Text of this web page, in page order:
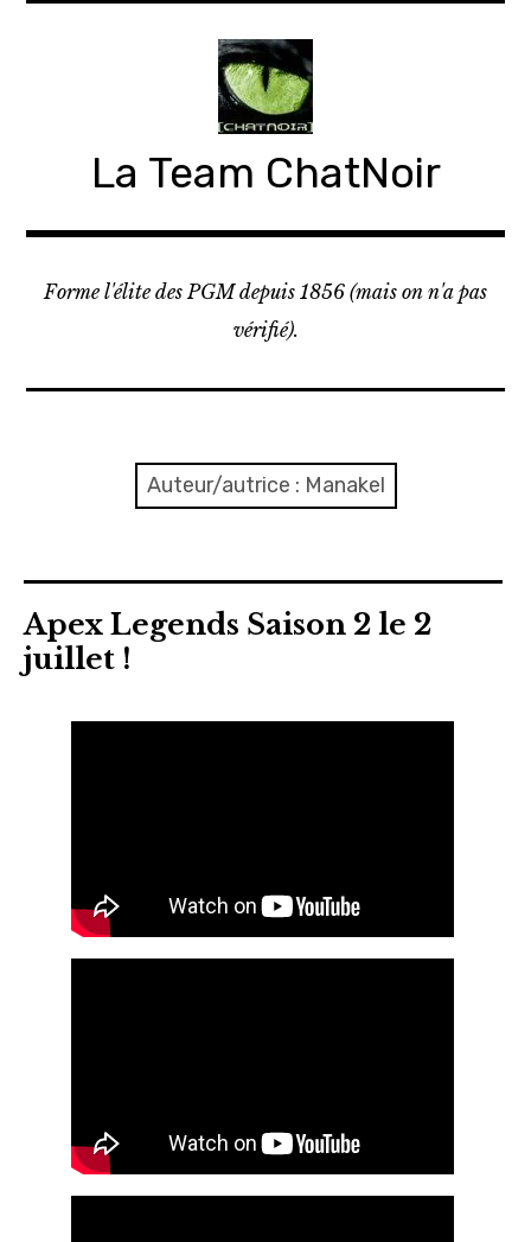
La Team ChatNoir
Forme l'élite des PGM depuis 1856 (mais on n'a pas
vérifié).
Auteur/autrice : Manakel
Apex Legends Saison 2 le 2
juillet !